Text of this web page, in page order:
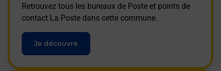
Retrouvez tous les bureaux de Poste et points de
contact La Poste dans cette commune.
Je découvre